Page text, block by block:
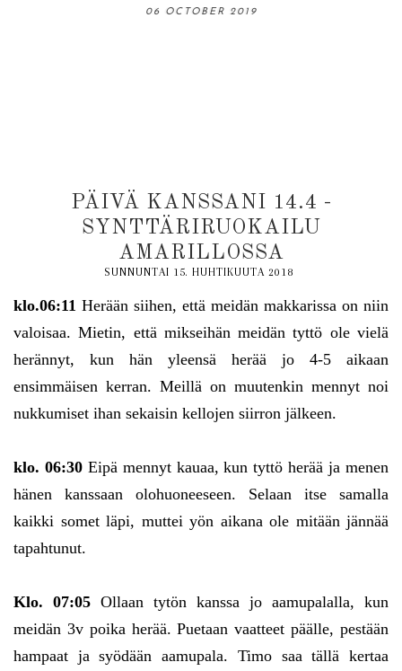
13 OCTOBER 2019
06 OCTOBER 2019
31 AUGUST 2019
18 AUGUST 2019
PÄIVÄ KANSSANI 14.4 -
SYNTTÄRIRUOKAILU
AMARILLOSSA
SUNNUNTAI 15. HUHTIKUUTA 2018
klo.06:11 Herään siihen, että meidän makkarissa on niin
valoisaa. Mietin, että mikseihän meidän tyttö ole vielä
herännyt, kun hän yleensä herää jo 4-5 aikaan
ensimmäisen kerran. Meillä on muutenkin mennyt noi
nukkumiset ihan sekaisin kellojen siirron jälkeen.
klo. 06:30 Eipä mennyt kauaa, kun tyttö herää ja menen
hänen kanssaan olohuoneeseen. Selaan itse samalla
kaikki somet läpi, muttei yön aikana ole mitään jännää
tapahtunut.
Klo. 07:05 Ollaan tytön kanssa jo aamupalalla, kun
meidän 3v poika herää. Puetaan vaatteet päälle, pestään
hampaat ja syödään aamupala. Timo saa tällä kertaa